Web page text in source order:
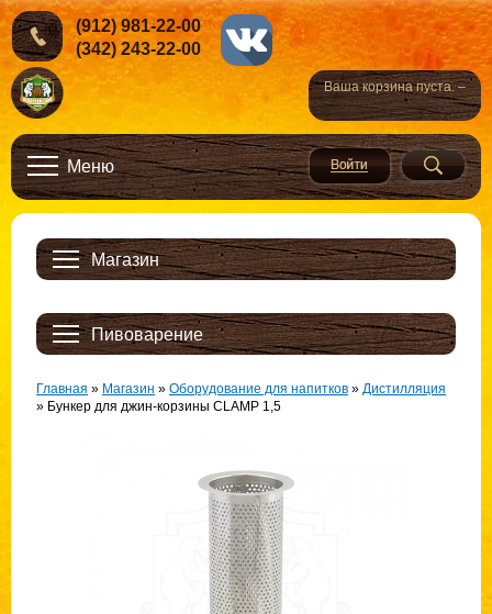
Ваша корзина пуста. –
(912) 981-22-00
(342) 243-22-00
Меню
Магазин
Пивоварение
Главная » Магазин » Оборудование для напитков » Дистилляция
» Бункер для джин-корзины CLAMP 1,5